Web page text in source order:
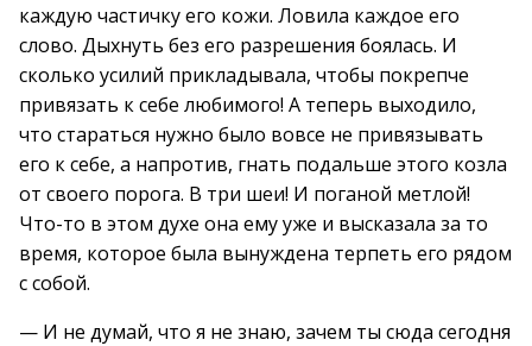
каждую частичку его кожи. Ловила каждое его
слово. Дыхнуть без его разрешения боялась. И
сколько усилий прикладывала, чтобы покрепче
привязать к себе любимого! А теперь выходило,
что стараться нужно было вовсе не привязывать
его к себе, а напротив, гнать подальше этого козла
от своего порога. В три шеи! И поганой метлой!
Что-то в этом духе она ему уже и высказала за то
время, которое была вынуждена терпеть его рядом
с собой.
— И не думай, что я не знаю, зачем ты сюда сегодня